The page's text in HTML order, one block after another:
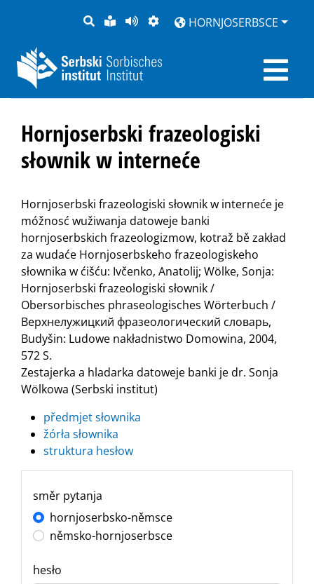
PYTANJE
LOCHKA
RĚČ
STRONU
PŘEDČITAĆ
ZWOBRAZNJENJE
HORNJOSERBSCE
Hornjoserbski frazeologiski
słownik w interneće
Hornjoserbski frazeologiski słownik w interneće je
móžnosć wužiwanja datoweje banki
hornjoserbskich frazeologizmow, kotraž bě zakład
za wudaće Hornjoserbskeho frazeologiskeho
słownika w ćišću: Ivčenko, Anatolij; Wölke, Sonja:
Hornjoserbski frazeologiski słownik /
Obersorbisches phraseologisches Wörterbuch /
Верхнелужицкий фразеологический словарь,
Budyšin: Ludowe nakładnistwo Domowina, 2004,
572 S.
Zestajerka a hladarka datoweje banki je dr. Sonja
Wölkowa (Serbski institut)
předmjet słownika
žórła słownika
struktura hesłow
směr pytanja
hornjoserbsko-němsce
němsko-hornjoserbsce
hesło